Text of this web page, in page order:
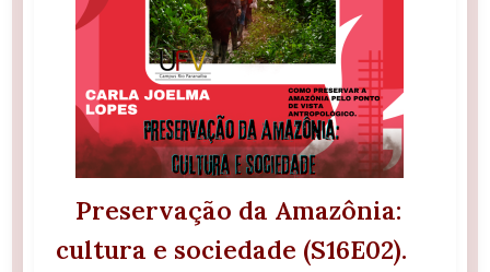
Preservação da Amazônia:
cultura e sociedade (S16E02).